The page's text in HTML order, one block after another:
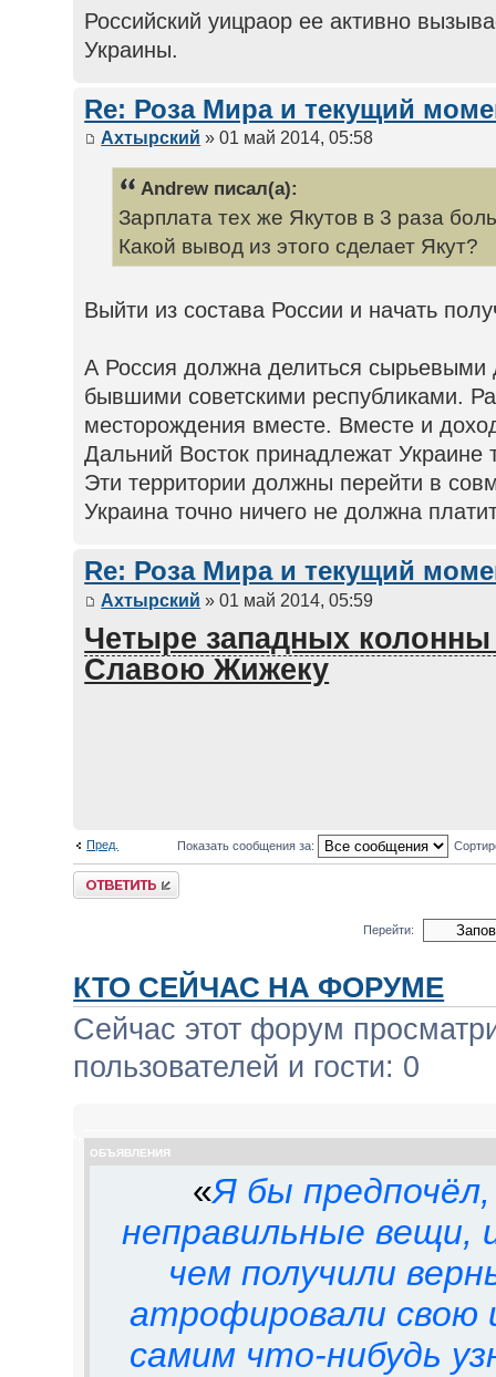
Российский уицраор ее активно
Украины.
Re: Роза Мира и текущий
Ахтырский » 01 май 2014, 05:58
Andrew писал(а):
Зарплата тех же Якутов в 3 раза
Какой вывод из этого сделает Якут?
Выйти из состава России и начать
А Россия должна делиться
бывшими советскими республиками.
месторождения вместе. Вместе и
Дальний Восток принадлежат Украине
Эти территории должны перейти в
Украина точно ничего не должна
Re: Роза Мира и текущий
Ахтырский » 01 май 2014, 05:59
Четыре западных
Славою Жижеку
Пред. Показать сообщения за:
Ответить
Перейти:
КТО СЕЙЧАС НА ФОРУМЕ
Сейчас этот форум
пользователей и гости: 0
ОБЪЯВЛЕНИЯ
«Я бы
неправильные вещи,
чем получили
атрофировали свою
самим что-нибудь